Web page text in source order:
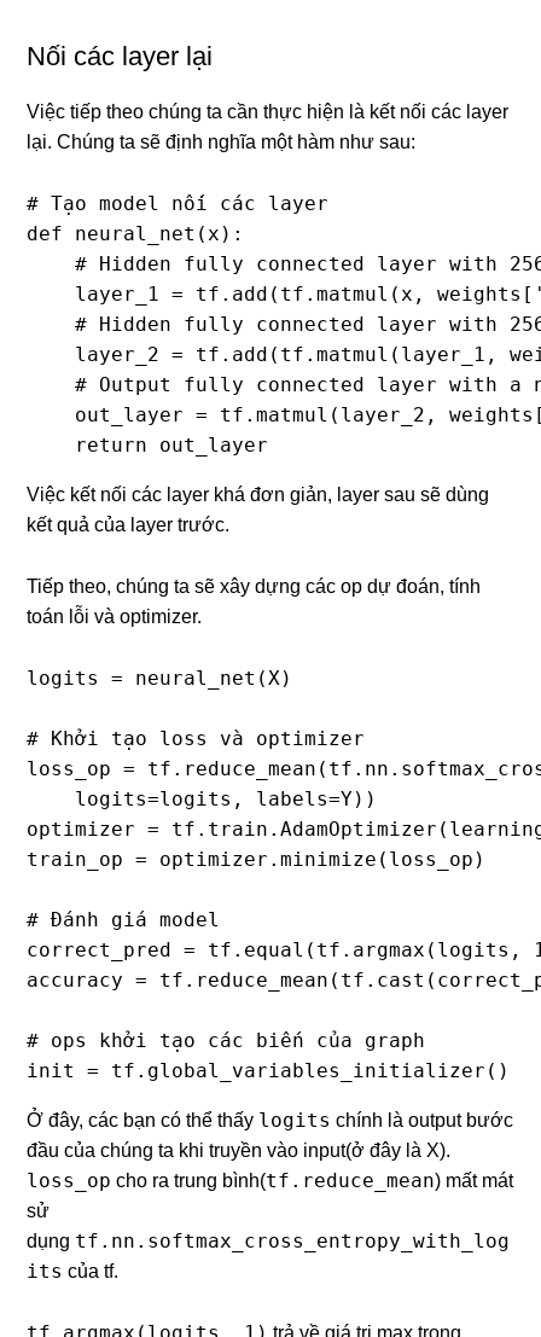
Nối các layer lại
Việc tiếp theo chúng ta cần thực hiện là kết nối các layer
lại. Chúng ta sẽ định nghĩa một hàm như sau:
# Tạo model nối các layer
def neural_net(x):
# Hidden fully connected layer with
layer_1 = tf.add(tf.matmul(x,
# Hidden fully connected layer with
layer_2 = tf.add(tf.matmul(layer_1,
# Output fully connected layer with a
out_layer = tf.matmul(layer_2,
    return out_layer
Việc kết nối các layer khá đơn giản, layer sau sẽ dùng
kết quả của layer trước.
Tiếp theo, chúng ta sẽ xây dựng các op dự đoán, tính
toán lỗi và optimizer.
logits = neural_net(X)
# Khởi tạo loss và optimizer
loss_op =
    logits=logits, labels=Y))
optimizer =
train_op = optimizer.minimize(loss_op)
# Đánh giá model
correct_pred = tf.equal(tf.argmax(logits,
accuracy =
# ops khởi tạo các biến của graph
init = tf.global_variables_initializer()
Ở đây, các bạn có thể thấy logits chính là output bước
đầu của chúng ta khi truyền vào input(ở đây là X).
loss_op cho ra trung bình(tf.reduce_mean) mất mát
sử
dụng tf.nn.softmax_cross_entropy_with_log
its của tf.
trả về giá trị max trong